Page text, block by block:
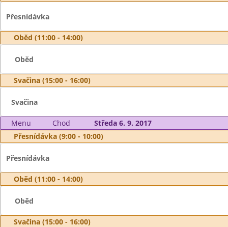
Přesnídávka
Oběd (11:00 - 14:00)
Oběd
Svačina (15:00 - 16:00)
Svačina
Menu Chod
Středa 6. 9. 2017
Přesnídávka (9:00 - 10:00)
Přesnídávka
Oběd (11:00 - 14:00)
Oběd
Svačina (15:00 - 16:00)